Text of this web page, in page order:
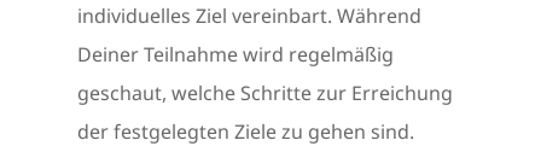
individuelles Ziel vereinbart. Während
Deiner Teilnahme wird regelmäßig
geschaut, welche Schritte zur Erreichung
der festgelegten Ziele zu gehen sind.